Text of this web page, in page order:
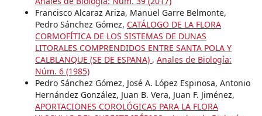
Francisco Alcaraz Ariza, Manuel Garre Belmonte,
Pedro Sánchez Gómez, CATÁLOGO DE LA FLORA
CORMOFÍTICA DE LOS SISTEMAS DE DUNAS
LITORALES COMPRENDIDOS ENTRE SANTA POLA Y
CALBLANQUE (SE DE ESPANA) , Anales de Biología:
Núm. 6 (1985)
Pedro Sánchez Gómez, José A. López Espinosa, Antonio
Hernández González, Juan B. Vera, Juan F. Jiménez,
APORTACIONES COROLÓGICAS PARA LA FLORA